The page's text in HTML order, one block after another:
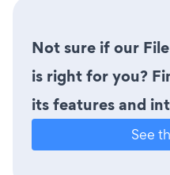
Not sure if our
is right for you?
its features and
See